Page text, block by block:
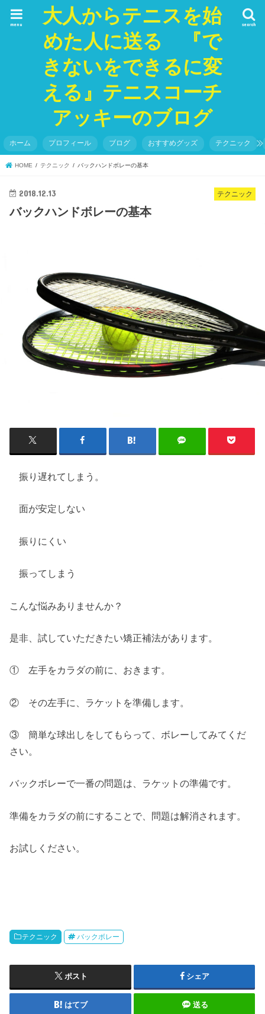
大人からテニスを始
めた人に送る 『で
きないをできるに変
える』テニスコーチ
アッキーのブログ
search
menu
ホーム プロフィール ブログ おすすめグッズ テクニック
HOME テクニック バックハンドボレーの基本
テクニック
2018.12.13
バックハンドボレーの基本
振り遅れてしまう。
面が安定しない
振りにくい
振ってしまう
こんな悩みありませんか？
是非、試していただきたい矯正補法があります。
① 左手をカラダの前に、おきます。
② その左手に、ラケットを準備します。
③ 簡単な球出しをしてもらって、ボレーしてみてくだ
さい。
バックボレーで一番の問題は、ラケットの準備です。
準備をカラダの前にすることで、問題は解消されます。
お試しください。
テクニック バックボレー
ポスト シェア
はてブ 送る